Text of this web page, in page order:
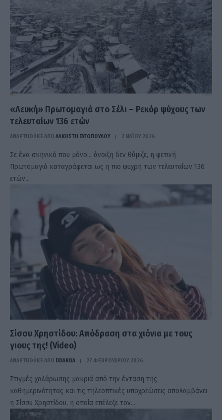
«Λευκή» Πρωτομαγιά στο Σέλι – Ρεκόρ ψύχους των
τελευταίων 136 ετών
ΑΝΑΡΤΗΘΗΚΕ ΑΠΟ ΆΛΚΗΣΤΗ ΓΑΤΟΠΟΎΛΟΥ 2 ΜΑΪ́ΟΥ 2026
Σε ένα σκηνικό που μόνο… άνοιξη δεν θύμιζε, η φετινή
Πρωτομαγιά καταγράφεται ως η πιο ψυχρή των τελευταίων 136
ετών…
Σίσσυ Χρηστίδου: Απόδραση στα χιόνια με τους
γιους της! (Video)
ΑΝΑΡΤΗΘΗΚΕ ΑΠΟ DDARDA 27 ΦΕΒΡΟΥΑΡΊΟΥ 2026
Στιγμές χαλάρωσης μακριά από την ένταση της
καθημερινότητας και τις τηλεοπτικές υποχρεώσεις απολαμβάνει
η Σίσσυ Χρηστίδου, η οποία επέλεξε τον…